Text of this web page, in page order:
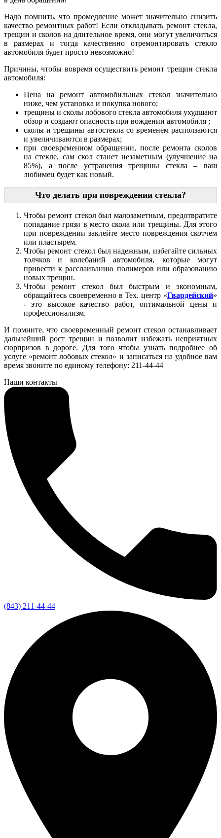
Надо помнить, что промедление может значительно снизить
качество ремонтных работ! Если откладывать ремонт стекла,
трещин и сколов на длительное время, они могут увеличиться
в размерах и тогда качественно отремонтировать стекло
автомобиля будет просто невозможно!
Причины, чтобы вовремя осуществить ремонт трещин стекла
автомобиля:
Цена на ремонт автомобильных стекол значительно
ниже, чем установка и покупка нового;
трещины и сколы лобового стекла автомобиля ухудшают
обзор и создают опасность при вождении автомобиля ;
сколы и трещины автостекла со временем расползаются
и увеличиваются в размерах;
при своевременном обращении, после ремонта сколов
на стекле, сам скол станет незаметным (улучшение на
85%), а после устранения трещины стекла – ваш
любимец будет как новый.
Что делать при повреждении стекла?
Чтобы ремонт стекол был малозаметным, предотвратите
попадание грязи в место скола или трещины. Для этого
при повреждении заклейте место повреждения скотчем
или пластырем.
Чтобы ремонт стекол был надежным, избегайте сильных
толчков и колебаний автомобиля, которые могут
привести к расслаиванию полимеров или образованию
новых трещин.
Чтобы ремонт стекол был быстрым и экономным,
обращайтесь своевременно в Тех. центр «Гвардейский»
- это высокое качество работ, оптимальной цены и
профессионализм.
И помните, что своевременный ремонт стекол останавливает
дальнейший рост трещин и позволит избежать неприятных
сюрпризов в дороге. Для того чтобы узнать подробнее об
услуге «ремонт лобовых стекол» и записаться на удобное вам
время звоните по единому телефону: 211-44-44
Наши контакты
(843) 211-44-44